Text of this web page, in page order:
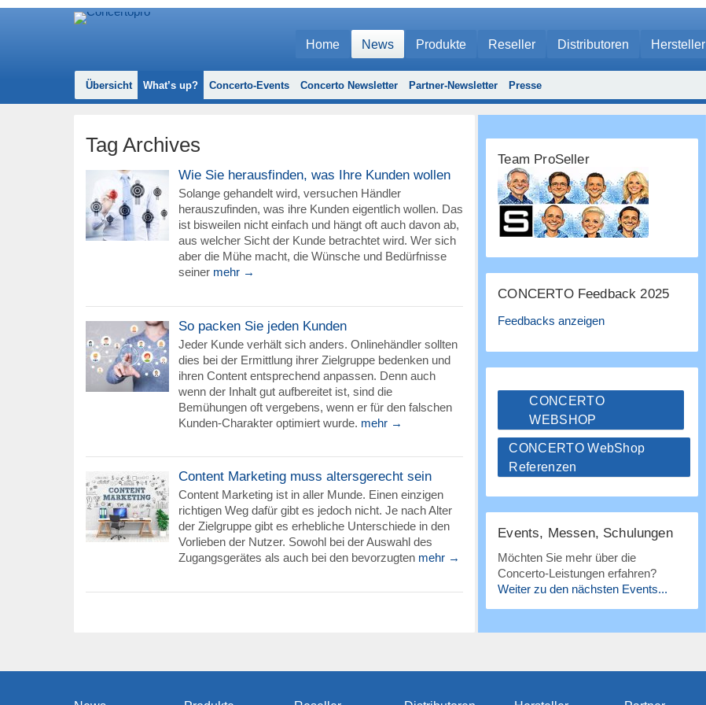
Home News Produkte Reseller Distributoren Hersteller
Übersicht What’s up? Concerto-Events Concerto Newsletter Partner-Newsletter Presse
Tag Archives
Wie Sie herausfinden, was Ihre Kunden wollen
Solange gehandelt wird, versuchen Händler
herauszufinden, was ihre Kunden eigentlich wollen. Das
ist bisweilen nicht einfach und hängt oft auch davon ab,
aus welcher Sicht der Kunde betrachtet wird. Wer sich
aber die Mühe macht, die Wünsche und Bedürfnisse
seiner mehr →
So packen Sie jeden Kunden
Jeder Kunde verhält sich anders. Onlinehändler sollten
dies bei der Ermittlung ihrer Zielgruppe bedenken und
ihren Content entsprechend anpassen. Denn auch
wenn der Inhalt gut aufbereitet ist, sind die
Bemühungen oft vergebens, wenn er für den falschen
Kunden-Charakter optimiert wurde. mehr →
Content Marketing muss altersgerecht sein
Content Marketing ist in aller Munde. Einen einzigen
richtigen Weg dafür gibt es jedoch nicht. Je nach Alter
der Zielgruppe gibt es erhebliche Unterschiede in den
Vorlieben der Nutzer. Sowohl bei der Auswahl des
Zugangsgerätes als auch bei den bevorzugten mehr →
Team ProSeller
CONCERTO Feedback 2025
Feedbacks anzeigen
CONCERTO
WEBSHOP
CONCERTO WebShop
Referenzen
Events, Messen, Schulungen
Möchten Sie mehr über die
Concerto-Leistungen erfahren?
Weiter zu den nächsten Events...